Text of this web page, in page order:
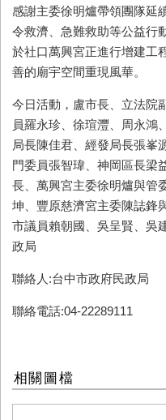
感謝主委徐明爐帶領團隊延
令救濟、急難救助等公益行
於社口萬興宮正進行增建工
善的廟宇空間重現風華。
今日活動，盧市長、立法院
員羅永珍、徐瑄灃、周永鴻
局長陳佳君、經發局長張峯
門委員張智瑋、神岡區長梁
長、萬興宮主委徐明爐與管
坤、豐原慈濟宮主委陳誌鋒
市議員賴朝國、吳呈賢、吳
政局
聯絡人:台中市政府民政局
聯絡電話:04-22289111
相關圖檔